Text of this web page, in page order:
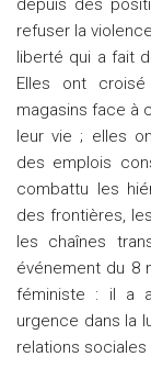
depuis des
refuser la
liberté qui a fait
Elles ont
magasins face à
leur vie ; elles
des emplois
combattu les
des frontières,
les chaînes
événement du 8
féministe : il a
urgence dans la
relations sociales